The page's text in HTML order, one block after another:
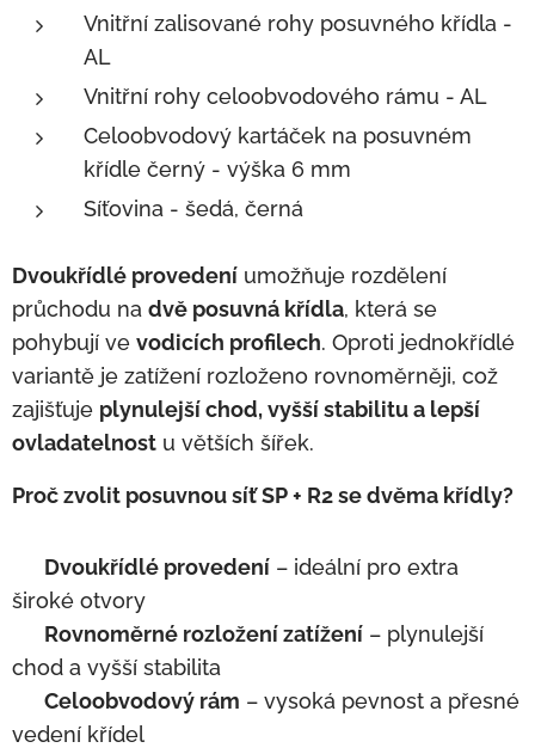
Vnitřní zalisované rohy posuvného křídla -
AL
Vnitřní rohy celoobvodového rámu - AL
Celoobvodový kartáček na posuvném
křídle černý - výška 6 mm
Síťovina - šedá, černá
Dvoukřídlé provedení umožňuje rozdělení
průchodu na dvě posuvná křídla, která se
pohybují ve vodicích profilech. Oproti jednokřídlé
variantě je zatížení rozloženo rovnoměrněji, což
zajišťuje plynulejší chod, vyšší stabilitu a lepší
ovladatelnost u větších šířek.
Proč zvolit posuvnou síť SP + R2 se dvěma křídly?
Dvoukřídlé provedení – ideální pro extra
široké otvory
Rovnoměrné rozložení zatížení – plynulejší
chod a vyšší stabilita
Celoobvodový rám – vysoká pevnost a přesné
vedení křídel